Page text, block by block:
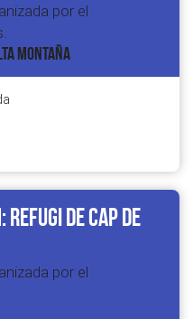
por el
MONTAÑA
Refugi de Cap de
por el